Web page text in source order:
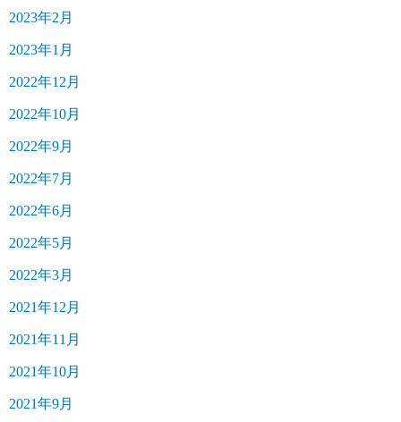
2023年2月
2023年1月
2022年12月
2022年10月
2022年9月
2022年7月
2022年6月
2022年5月
2022年3月
2021年12月
2021年11月
2021年10月
2021年9月